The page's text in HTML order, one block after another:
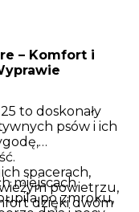
– Komfort i
to doskonały
psów i ich
spacerach,
powietrzu,
dzięki dwóm
miejscach
po zmroku,